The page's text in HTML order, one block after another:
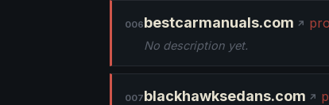
006bestcarmanuals.com
No description yet.
007blackhawksedans.com